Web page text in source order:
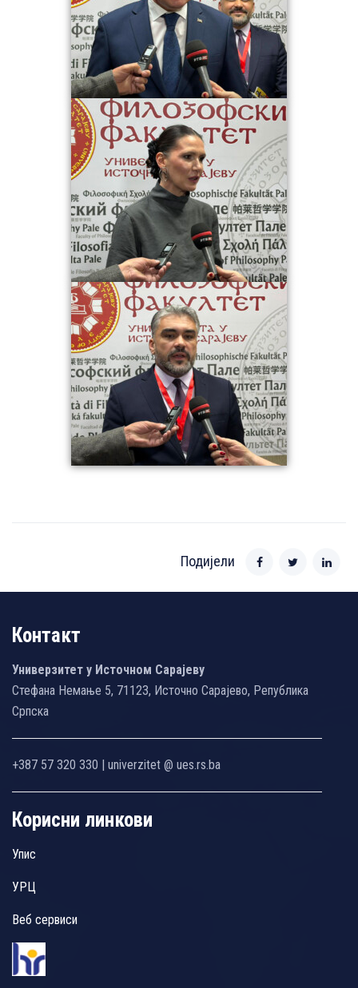
Подијели
Контакт
Универзитет у Источном Сарајеву
Стефана Немање 5, 71123, Источно Сарајево, Република
Српска
+387 57 320 330 | univerzitet @ ues.rs.ba
Корисни линкови
Упис
УРЦ
Веб сервиси